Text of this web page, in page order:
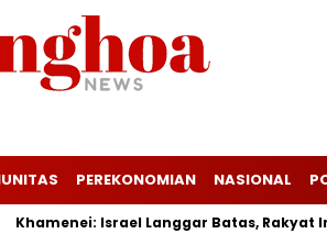
PEREKONOMIAN NASIONAL
Israel Langgar Batas, Rakyat Iran